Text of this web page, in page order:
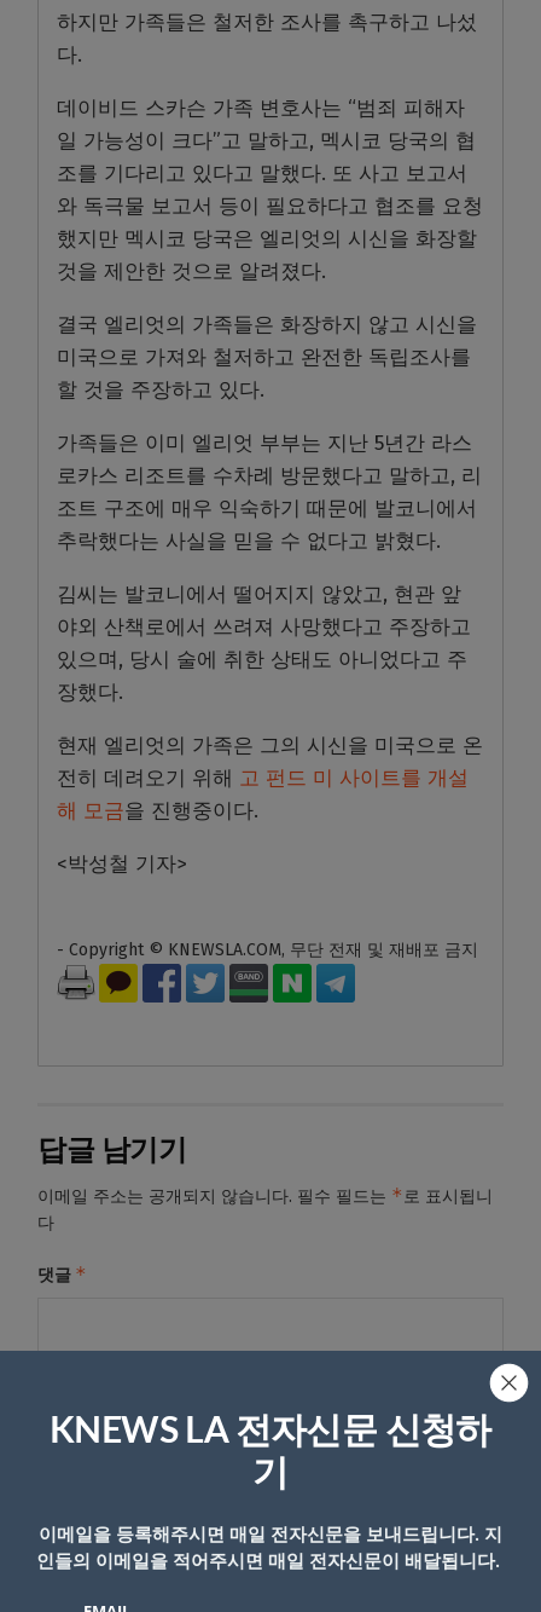
하지만 가족들은 철저한 조사를 촉구하고 나섰
다.
데이비드 스카슨 가족 변호사는 “범죄 피해자
일 가능성이 크다”고 말하고, 멕시코 당국의 협
조를 기다리고 있다고 말했다. 또 사고 보고서
와 독극물 보고서 등이 필요하다고 협조를 요청
했지만 멕시코 당국은 엘리엇의 시신을 화장할
것을 제안한 것으로 알려졌다.
결국 엘리엇의 가족들은 화장하지 않고 시신을
미국으로 가져와 철저하고 완전한 독립조사를
할 것을 주장하고 있다.
가족들은 이미 엘리엇 부부는 지난 5년간 라스
로카스 리조트를 수차례 방문했다고 말하고, 리
조트 구조에 매우 익숙하기 때문에 발코니에서
추락했다는 사실을 믿을 수 없다고 밝혔다.
김씨는 발코니에서 떨어지지 않았고, 현관 앞
야외 산책로에서 쓰려져 사망했다고 주장하고
있으며, 당시 술에 취한 상태도 아니었다고 주
장했다.
현재 엘리엇의 가족은 그의 시신을 미국으로 온
전히 데려오기 위해 고 펀드 미 사이트를 개설
해 모금을 진행중이다.
<박성철 기자>
- Copyright © KNEWSLA.COM, 무단 전재 및 재배포 금지
답글 남기기
이메일 주소는 공개되지 않습니다. 필수 필드는 *로 표시됩니
다
댓글 *
이름
KNEWS LA 전자신문 신청하
기
이메일을 등록해주시면 매일 전자신문을 보내드립니다. 지
인들의 이메일을 적어주시면 매일 전자신문이 배달됩니다.